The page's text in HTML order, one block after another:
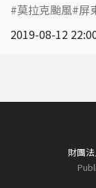
莫拉克颱風 屏
2019-08-12
財團